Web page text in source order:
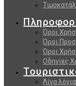
Όροι
Όροι
Όροι
Οδηγίες
Λίγα